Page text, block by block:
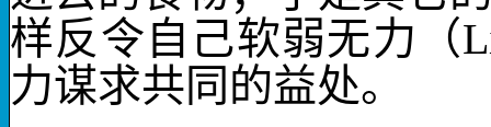
样反令自己软弱无力（
力谋求共同的益处。